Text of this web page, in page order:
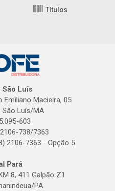
Títulos
São Luís
Emiliano Macieira, 05
São Luís/MA
603
738/7363
2106-7363 - Opção 5
Pará
8, 411 Galpão Z1
PA